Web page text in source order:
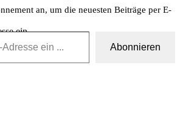
an, um die neuesten Beiträge per E-
ein ...
Abonnieren